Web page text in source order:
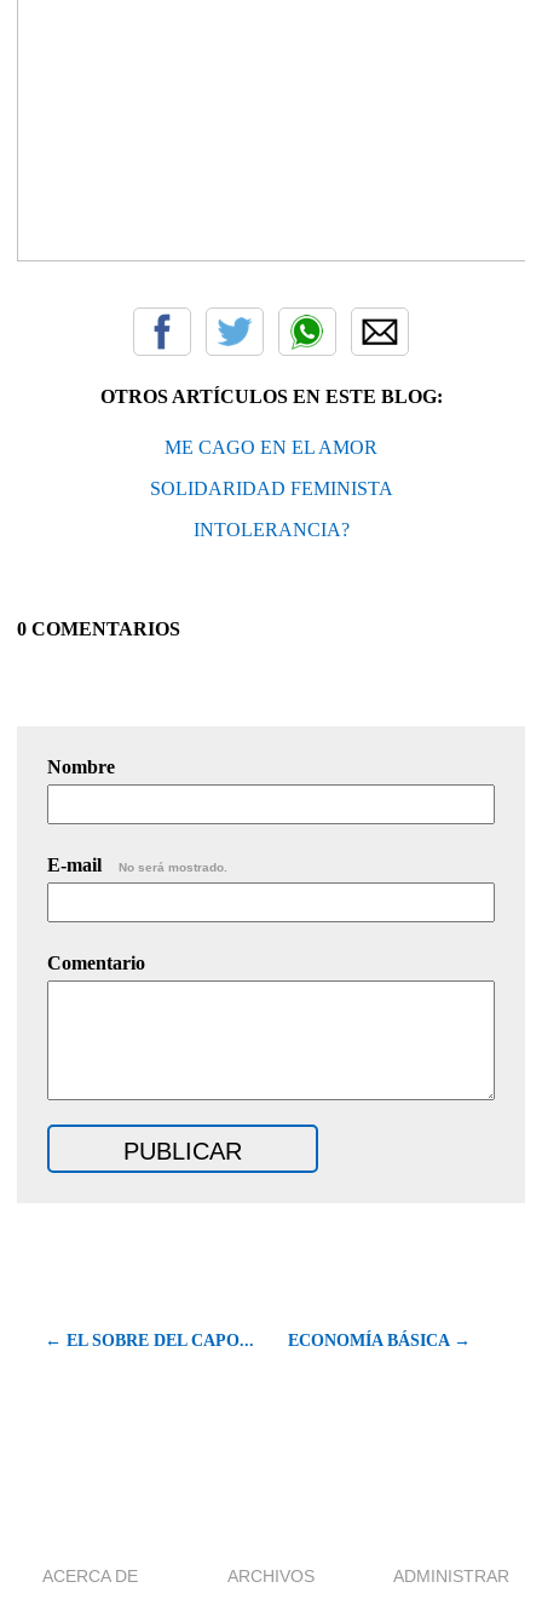
OTROS ARTÍCULOS EN ESTE BLOG:
ME CAGO EN EL AMOR
SOLIDARIDAD FEMINISTA
INTOLERANCIA?
0 COMENTARIOS
Nombre
E-mail No será mostrado.
Comentario
← EL SOBRE DEL CAPO... ECONOMÍA BÁSICA →
ACERCA DE ARCHIVOS ADMINISTRAR